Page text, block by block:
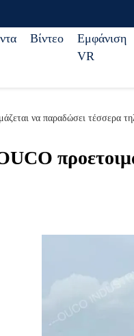
Βίντεο
Εμφάνιση
VR
να παραδώσει τέσσερα